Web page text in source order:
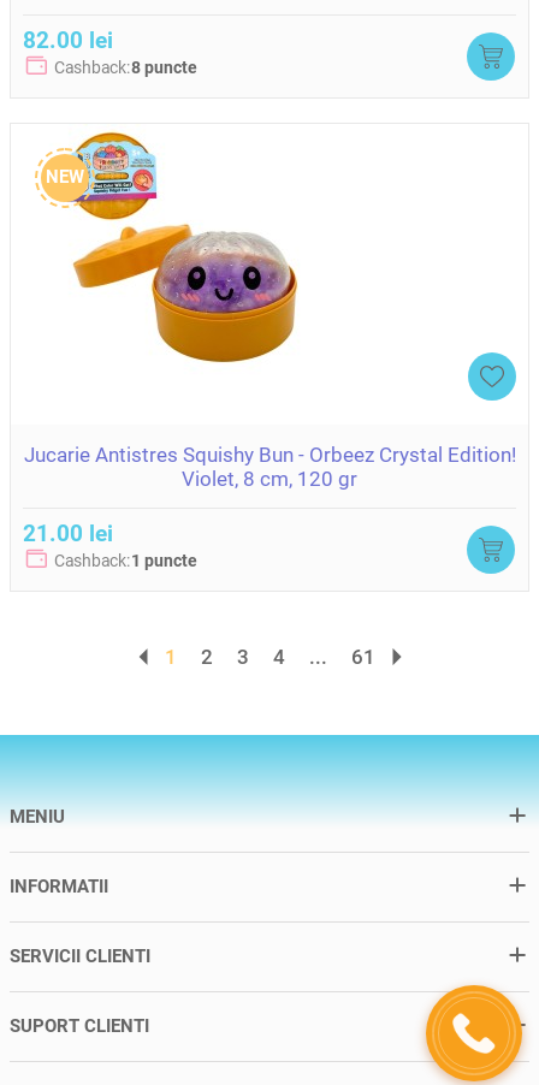
82.00 lei
Cashback:8 puncte
NEW
Jucarie Antistres Squishy Bun - Orbeez Crystal Edition!
Violet, 8 cm, 120 gr
21.00 lei
Cashback:1 puncte
1 2 3 4 ... 61
MENIU
INFORMATII
SERVICII CLIENTI
SUPORT CLIENTI